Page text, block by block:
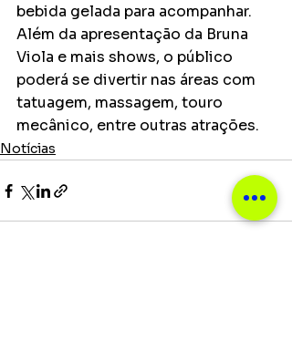
bebida gelada para acompanhar.
Além da apresentação da Bruna
Viola e mais shows, o público
poderá se divertir nas áreas com
tatuagem, massagem, touro
mecânico, entre outras atrações.
Notícias